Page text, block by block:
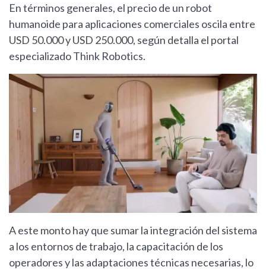
En términos generales, el precio de un robot
humanoide para aplicaciones comerciales oscila entre
USD 50.000 y USD 250.000, según detalla el portal
especializado Think Robotics.
A este monto hay que sumar la integración del sistema
a los entornos de trabajo, la capacitación de los
operadores y las adaptaciones técnicas necesarias, lo